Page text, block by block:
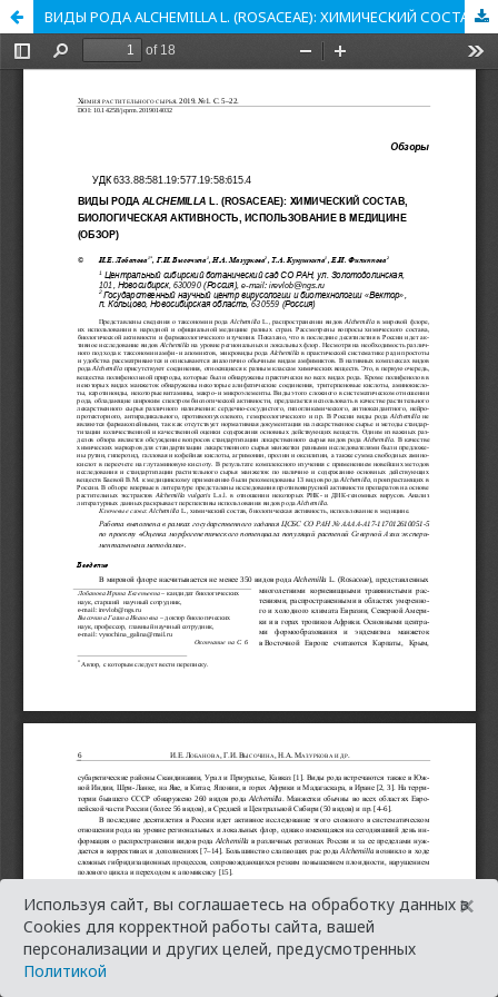
ВИДЫ РОДА ALCHEMILLA L. (ROSACEAE): ХИМИЧЕСКИЙ СОСТАВ, БИОЛОГИЧЕСКАЯ АКТИВНОСТЬ, ИСПОЛЬЗОВАНИЕ В МЕДИЦИНЕ (ОБЗОР)
Используя сайт, вы соглашаетесь на обработку данных в
Cookies для корректной работы сайта, вашей
персонализации и других целей, предусмотренных
Политикой
×